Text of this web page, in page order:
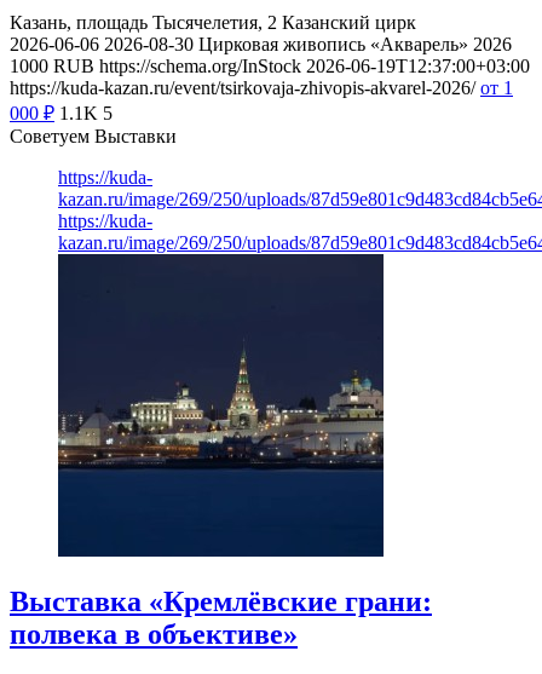
Казань, площадь Тысячелетия, 2 Казанский цирк
2026-06-06 2026-08-30 Цирковая живопись «Акварель» 2026
1000 RUB https://schema.org/InStock 2026-06-19T12:37:00+03:00
https://kuda-kazan.ru/event/tsirkovaja-zhivopis-akvarel-2026/ от 1
000 ₽ 1.1K 5
Советуем Выставки
https://kuda-
kazan.ru/image/269/250/uploads/
https://kuda-
kazan.ru/image/269/250/uploads/
Выставка «Кремлёвские грани:
полвека в объективе»